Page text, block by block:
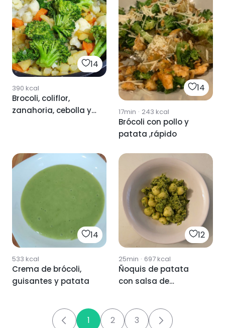
14
390 kcal
Brocoli, coliflor,
zanahoria, cebolla y
14
17min · 243 kcal
Brócoli con pollo y
patata ,rápido
14
533 kcal
Crema de brócoli,
guisantes y patata
12
25min · 697kcal
Ñoquis de patata
con salsa de
1 2 3